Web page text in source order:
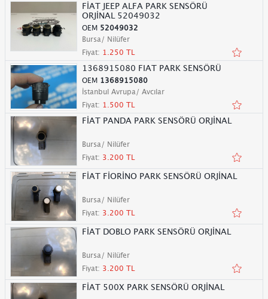
FİAT JEEP ALFA PARK SENSÖRÜ
ORJİNAL 52049032
OEM 52049032
Bursa/ Nilüfer
Fiyat: 1.250 TL
1368915080 FIAT PARK SENSÖRÜ
OEM 1368915080
İstanbul Avrupa/ Avcılar
Fiyat: 1.500 TL
FİAT PANDA PARK SENSÖRÜ ORJİNAL
Bursa/ Nilüfer
Fiyat: 3.200 TL
FİAT FİORİNO PARK SENSÖRÜ ORJİNAL
Bursa/ Nilüfer
Fiyat: 3.200 TL
FİAT DOBLO PARK SENSÖRÜ ORJİNAL
Bursa/ Nilüfer
Fiyat: 3.200 TL
FİAT 500X PARK SENSÖRÜ ORJİNAL